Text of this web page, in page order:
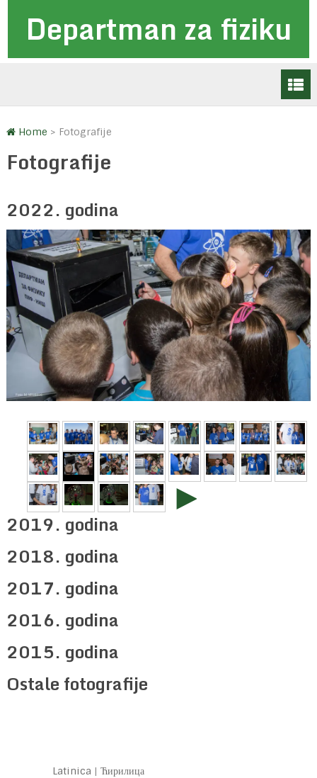
Departman za fiziku
Home > Fotografije
Fotografije
2022. godina
►
2019. godina
2018. godina
2017. godina
2016. godina
2015. godina
Ostale fotografije
Latinica | Ћирилица